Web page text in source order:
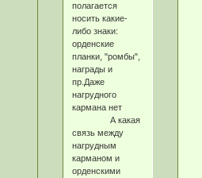
полагается
носить какие-
либо знаки:
орденские
планки, "ромбы",
награды и
пр.Даже
нагрудного
кармана нет
А какая
связь между
нагрудным
карманом и
орденскими